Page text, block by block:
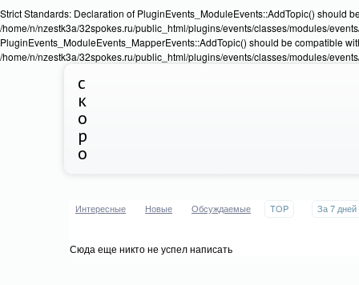
Strict Standards: Declaration of PluginEvents_ModuleEvents::AddTopic() should
/home/n/nzestk3a/32spokes.ru/public_html/plugins/events/classes/modules/
PluginEvents_ModuleEvents_MapperEvents::AddTopic() should be compatible
/home/n/nzestk3a/32spokes.ru/public_html/plugins/events/classes/modules/
с
к
о
р
о
Интересные Новые Обсуждаемые TOP За 7 дней
Сюда еще никто не успел написать